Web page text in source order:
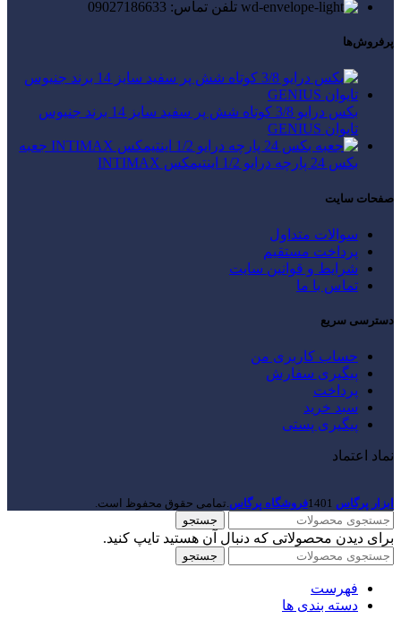
تلفن تماس: 09027186633
پرفروش‌ها
بکس درایو 3/8 کوتاه شش پر سفید سایز 14 برند جنیوس
تایوان GENIUS
جعبه
بکس 24 پارچه درایو 1/2 اینتیمکس INTIMAX
صفحات سایت
سوالات متداول
پرداخت مستقیم
شرایط و قوانین سایت
تماس با ما
دسترسی سریع
حساب کاربری من
پیگیری سفارش
پرداخت
سبد خرید
پیگیری پستی
نماد اعتماد
ابزار پرگاس 1401فروشگاه پرگاس.تمامی حقوق محفوظ است.
جستجو
برای دیدن محصولاتی که دنبال آن هستید تایپ کنید.
جستجو
فهرست
دسته بندی ها